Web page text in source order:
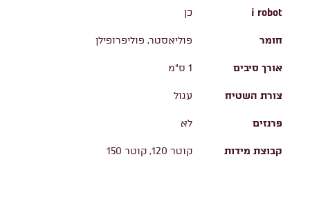
i robot כן
חומר פוליאסטר, פוליפרופילן
אורך סיבים 1 ס"מ
צורת השטיח עגול
פרנזים לא
קבוצת מידות קוטר 120, קוטר 150